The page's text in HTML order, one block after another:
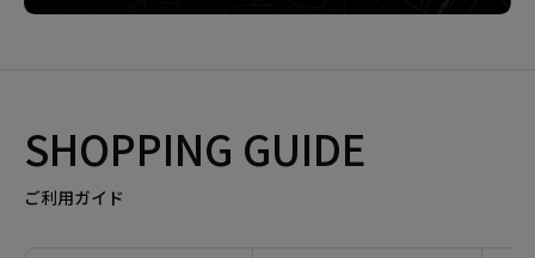
SHOPPING GUIDE
ご利用ガイド